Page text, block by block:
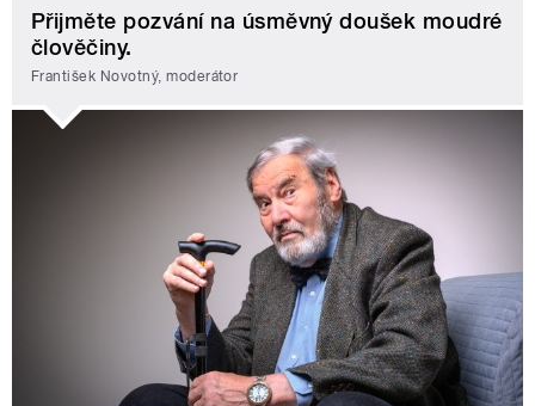
Přijměte pozvání na úsměvný doušek moudré
člověčiny.
František Novotný, moderátor